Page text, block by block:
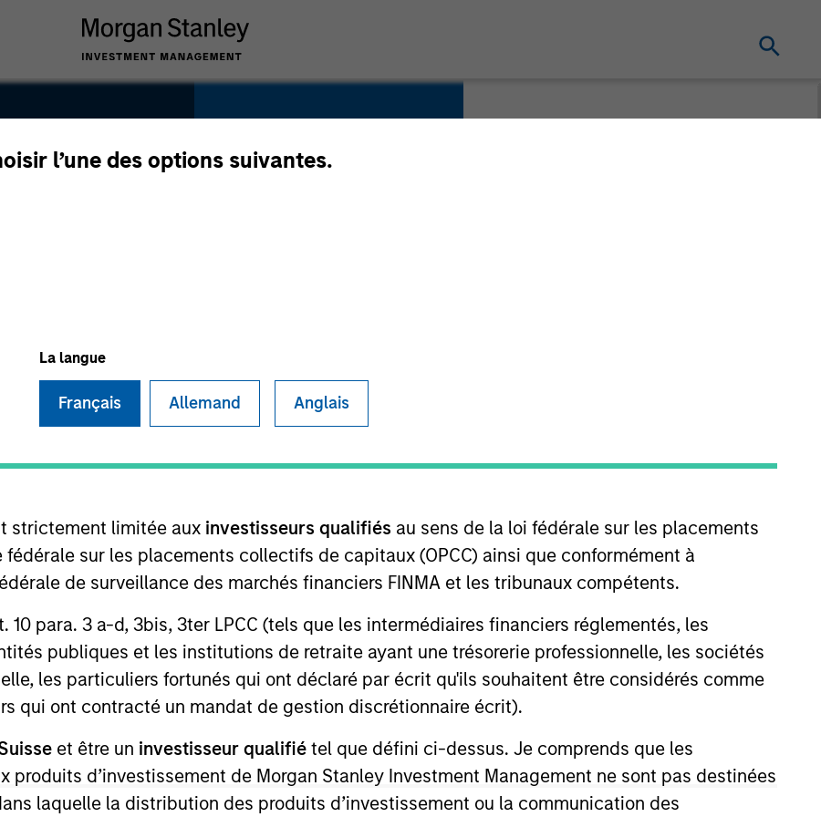
l’une des options suivantes.
La langue
Français Allemand Anglais
strictement limitée aux investisseurs qualifiés au sens de la loi fédérale sur les placements
sur les placements collectifs de capitaux (OPCC) ainsi que conformément à
de surveillance des marchés financiers FINMA et les tribunaux compétents.
10 para. 3 a-d, 3bis, 3ter LPCC (tels que les intermédiaires financiers réglementés, les
publiques et les institutions de retraite ayant une trésorerie professionnelle, les sociétés
les particuliers fortunés qui ont déclaré par écrit qu'ils souhaitent être considérés comme
qui ont contracté un mandat de gestion discrétionnaire écrit).
et être un investisseur qualifié tel que défini ci-dessus. Je comprends que les
produits d’investissement de Morgan Stanley Investment Management ne sont pas destinées
laquelle la distribution des produits d’investissement ou la communication des
Consumer
On Dec 2020
Marina Del Rey, CA, SmartyPants produces
of formats for children and adults.